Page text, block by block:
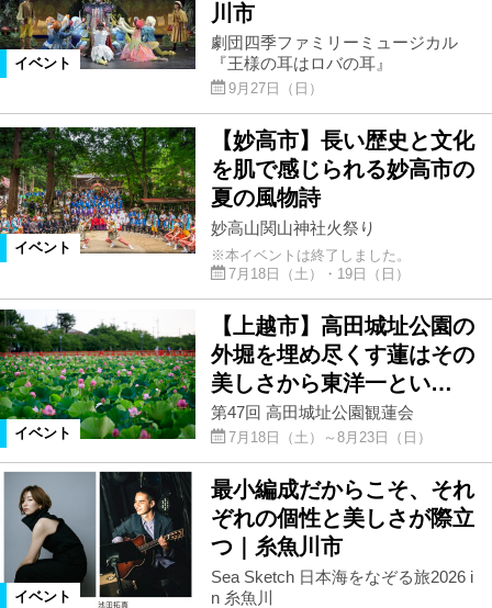
イベント
川市
劇団四季ファミリーミュージカル
『王様の耳はロバの耳』
9月27日（日）
イベント
【妙高市】長い歴史と文化
を肌で感じられる妙高市の
夏の風物詩
妙高山関山神社火祭り
※本イベントは終了しました。
7月18日（土）・19日（日）
イベント
【上越市】高田城址公園の
外堀を埋め尽くす蓮はその
美しさから東洋一とい…
第47回 高田城址公園観蓮会
7月18日（土）～8月23日（日）
イベント
最小編成だからこそ、それ
ぞれの個性と美しさが際立
つ｜糸魚川市
Sea Sketch 日本海をなぞる旅2026 i
n 糸魚川